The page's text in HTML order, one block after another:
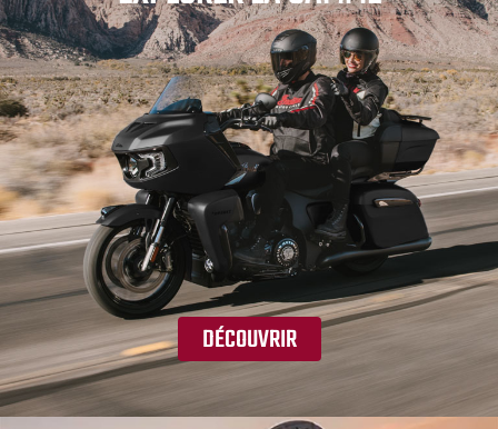
DÉCOUVRIR